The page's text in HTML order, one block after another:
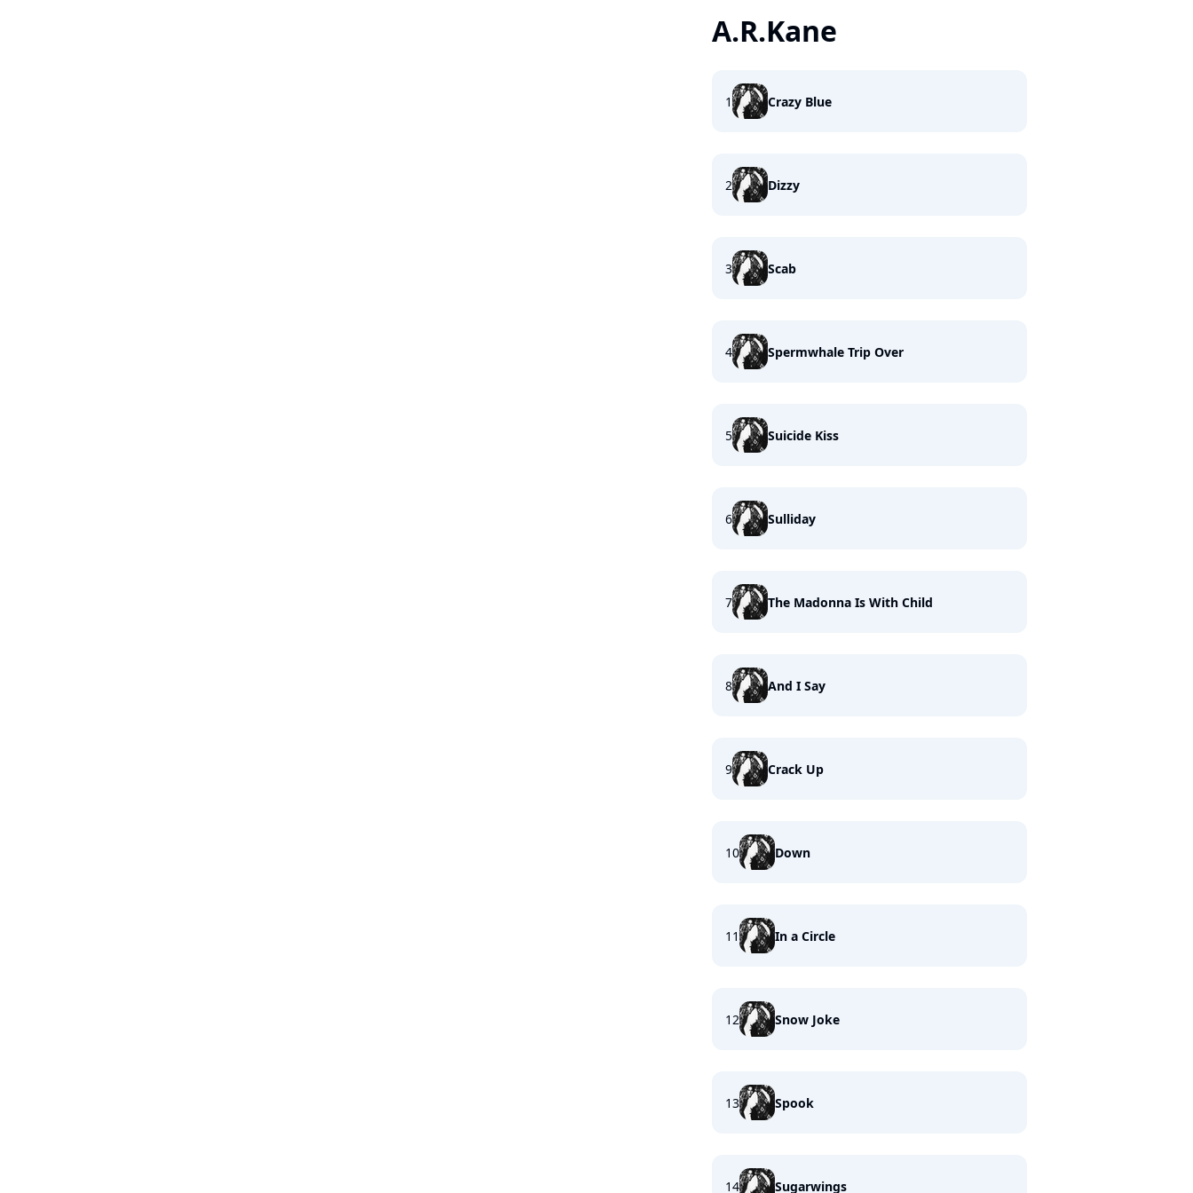
A.R.Kane
1 Crazy Blue
2 Dizzy
3 Scab
4 Spermwhale Trip Over
5 Suicide Kiss
6 Sulliday
7 The Madonna Is With Child
8 And I Say
9 Crack Up
10 Down
11 In a Circle
12 Snow Joke
13 Spook
14 Sugarwings